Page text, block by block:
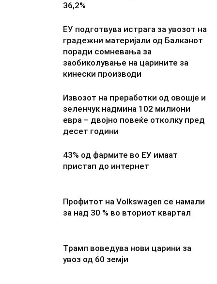
36,2%
ЕУ подготвува истрага за увозот на
градежни материјали од Балканот
поради сомневања за
заобиколување на царините за
кинески производи
Извозот на преработки од овошје и
зеленчук надмина 102 милиони
евра – двојно повеќе отколку пред
десет години
43% од фармите во ЕУ имаат
пристап до интернет
Профитот на Volkswagen се намали
за над 30 % во вториот квартал
Трамп воведува нови царини за
увоз од 60 земји